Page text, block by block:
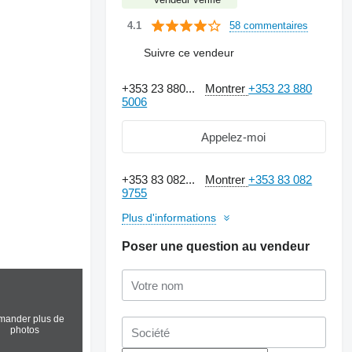
plus de
photos
4.1 58 commentaires
Suivre ce vendeur
+353 23 880... Montrer+353 23 880
5006
Appelez-moi
+353 83 082... Montrer+353 83 082
9755
Plus d'informations
Poser une question au vendeur